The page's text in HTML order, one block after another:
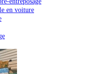
en voiture